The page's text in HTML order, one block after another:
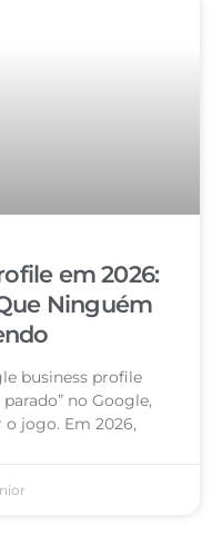
em 2026:
Ninguém
business profile
no Google,
jogo. Em 2026,